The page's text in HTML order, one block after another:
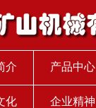
介 产品中心
化 企业精神